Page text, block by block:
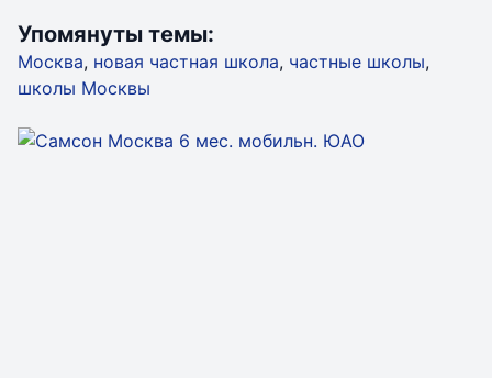
Упомянуты темы:
Москва, новая частная школа, частные школы,
школы Москвы